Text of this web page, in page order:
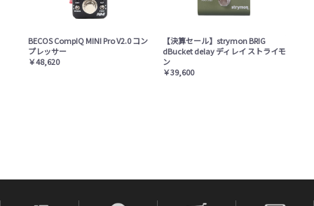
BECOS CompIQ MINI Pro V2.0 コン
プレッサー
￥48,620
【決算セール】strymon BRIG
dBucket delay ディレイ ストライモ
ン
￥39,600